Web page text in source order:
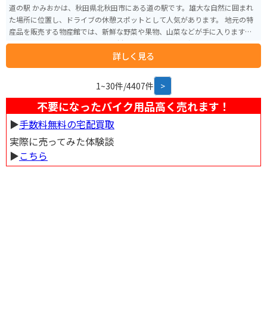
道の駅 かみおかは、秋田県北秋田市にある道の駅です。雄大な自然に囲まれ
た場所に位置し、ドライブの休憩スポットとして人気があります。 地元の特
産品を販売する物産館では、新鮮な野菜や果物、山菜などが手に入ります。
また、レストランでは、地元の食材をふんだんに使った郷土料理を楽しむこ
用のスペースがあります。周辺には、田園風景が広がる快適なツーリングコ
ースがあり、バイクでの観光にもおすすめです。 道の駅 かみおかは、秋田県
の名産品や雄大な自然に触れることができるスポットです。
詳しく見る
1~30件/4407件 >
不要になったバイク用品高く売れます！
▶︎手数料無料の宅配買取
実際に売ってみた体験談
▶︎こちら